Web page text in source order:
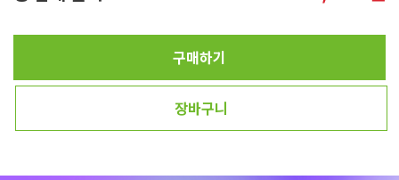
구매하기
장바구니